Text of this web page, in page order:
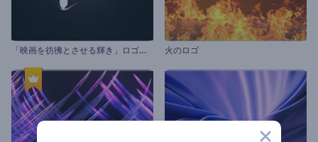
「
映画を彷彿とさせる輝き」ロゴ動画 火のロゴ